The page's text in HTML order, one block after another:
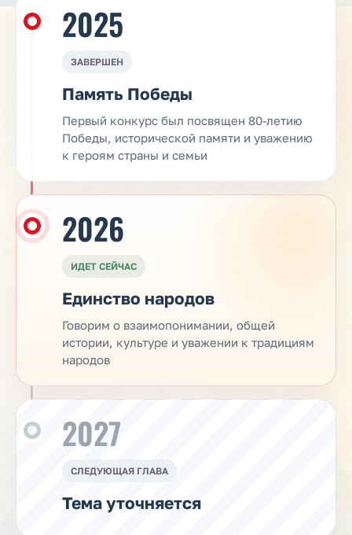
2025
ЗАВЕРШЕН
Память Победы
Первый конкурс был посвящен 80-летию
Победы, исторической памяти и уважению
к героям страны и семьи
2026
ИДЕТ СЕЙЧАС
Единство народов
Говорим о взаимопонимании, общей
истории, культуре и уважении к традициям
народов
2027
СЛЕДУЮЩАЯ ГЛАВА
Тема уточняется